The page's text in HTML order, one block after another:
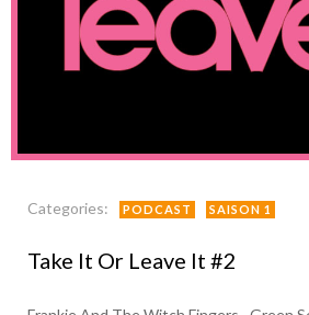
Categories: PODCAST SAISON 1
Take It Or Leave It #2